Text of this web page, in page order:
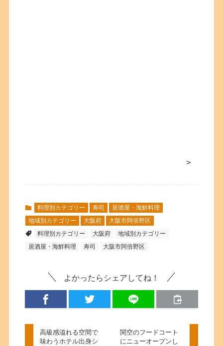
>
料理別カテゴリー 寿司
居酒屋・海鮮料理
地域別カテゴリー
大阪府
大阪市阿倍野区
料理別カテゴリー
大阪府
地域別カテゴリー
居酒屋・海鮮料理
寿司 大阪市阿倍野区
よかったらシェアしてね！
高級感溢れる空間で
味わうホテル出身シ
関空のフードコート
にニューオープンし